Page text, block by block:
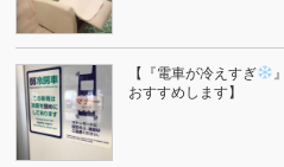
【『電車が冷えすぎ
おすすめします】